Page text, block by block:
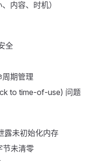
内容、时机）
全
期管理
to time-of-use) 问题
露未初始化内存
节未清零